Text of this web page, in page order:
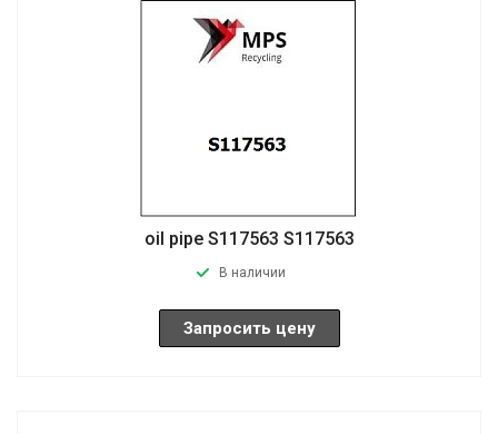
oil pipe S117563 S117563
В наличии
Запросить цену